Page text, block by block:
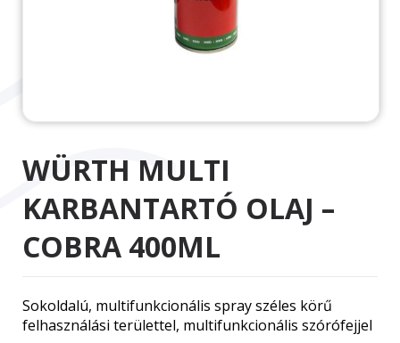
WÜRTH MULTI
KARBANTARTÓ OLAJ –
COBRA 400ML
Sokoldalú, multifunkcionális spray széles körű
felhasználási területtel, multifunkcionális szórófejjel